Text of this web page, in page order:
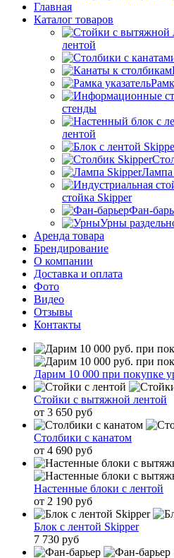
Главная
Каталог товаров
лентой
стенды
лентой
Лампа
стойка Skipper
Фан-
Урны
Аренда товара
Брендирование
О компании
Доставка и оплата
Фото
Видео
Отзывы
Контакты
Дарим 10 000 при покупке
Стойки с вытяжной лентой
от 3 650 руб
Столбики с канатом
от 4 690 руб
Настенные блоки с лентой
от 2 190 руб
Блок с лентой Skipper
7 730 руб